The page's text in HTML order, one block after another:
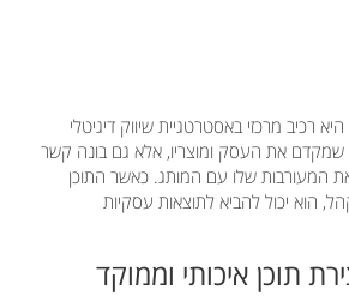
רכיב מרכזי באסטרטגיית שיווק דיגיטלי
שמקדם את העסק ומוצריו, אלא גם בונה קשר
המעורבות שלו עם המותג. כאשר התוכן
הוא יכול להביא לתוצאות עסקיות
תוכן איכותי וממוקד